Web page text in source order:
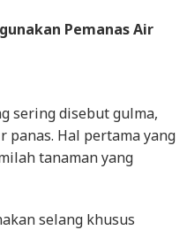
Pemanas Air
sering disebut gulma,
panas. Hal pertama yang
tanaman yang
selang khusus